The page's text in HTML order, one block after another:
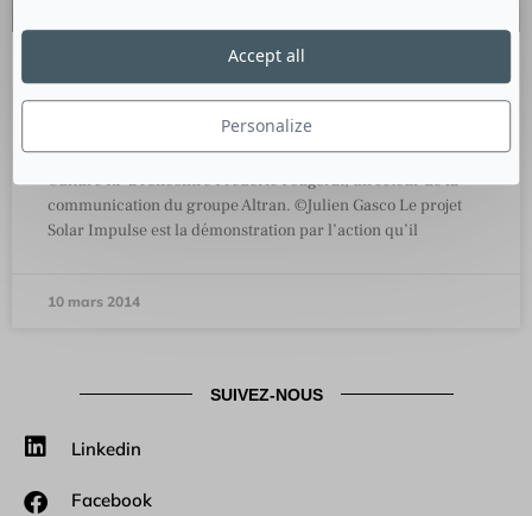
Altran, une communication de
Culture RP a rencontré Frédéric Fougerat, directeur de la
communication du groupe Altran. ©Julien Gasco Le projet
Solar Impulse est la démonstration par l’action qu’il
10 mars 2014
SUIVEZ-NOUS
Linkedin
Facebook
Personalize
Accept all